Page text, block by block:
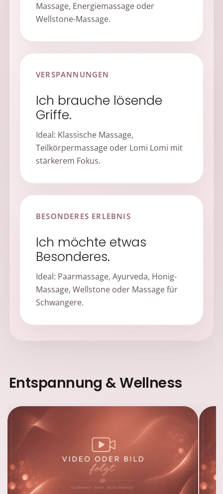
Massage, Energiemassage oder
Wellstone-Massage.
VERSPANNUNGEN
Ich brauche lösende
Griffe.
Ideal: Klassische Massage,
Teilkörpermassage oder Lomi Lomi mit
stärkerem Fokus.
BESONDERES ERLEBNIS
Ich möchte etwas
Besonderes.
Ideal: Paarmassage, Ayurveda, Honig-
Massage, Wellstone oder Massage für
Schwangere.
Entspannung & Wellness